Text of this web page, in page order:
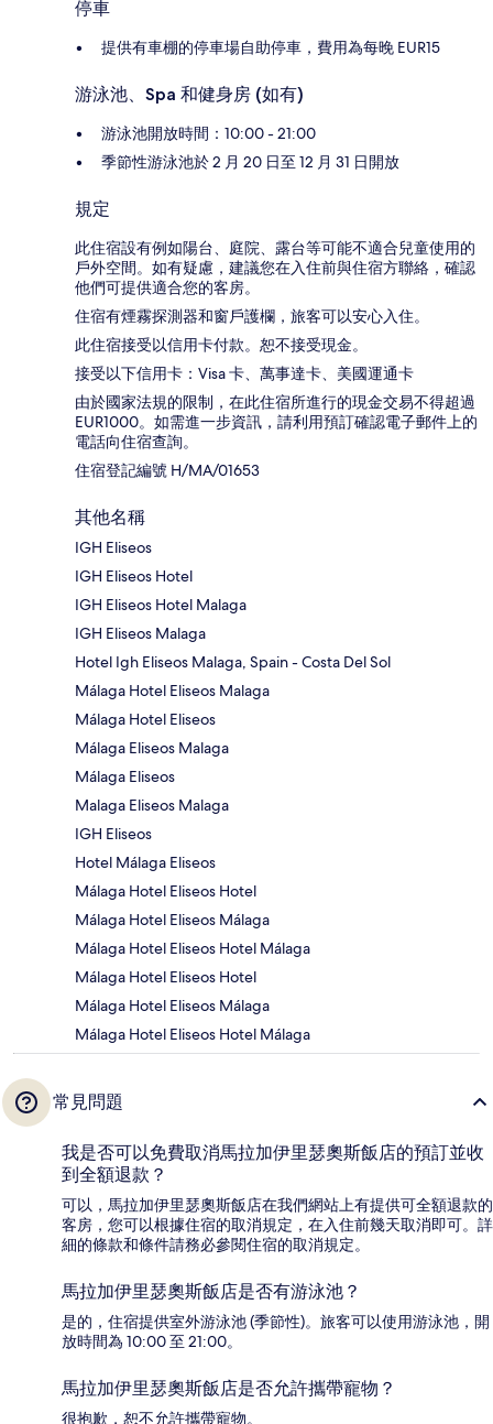
停車
提供有車棚的停車場自助停車，費用為每晚 EUR15
游泳池、Spa 和健身房 (如有)
游泳池開放時間：10:00 - 21:00
季節性游泳池於 2 月 20 日至 12 月 31 日開放
規定
此住宿設有例如陽台、庭院、露台等可能不適合兒童使用的
戶外空間。如有疑慮，建議您在入住前與住宿方聯絡，確認
他們可提供適合您的客房。
住宿有煙霧探測器和窗戶護欄，旅客可以安心入住。
此住宿接受以信用卡付款。恕不接受現金。
接受以下信用卡：Visa 卡、萬事達卡、美國運通卡
由於國家法規的限制，在此住宿所進行的現金交易不得超過
EUR1000。如需進一步資訊，請利用預訂確認電子郵件上的
電話向住宿查詢。
住宿登記編號 H/MA/01653
其他名稱
IGH Eliseos
IGH Eliseos Hotel
IGH Eliseos Hotel Malaga
IGH Eliseos Malaga
Hotel Igh Eliseos Malaga, Spain - Costa Del Sol
Málaga Hotel Eliseos Malaga
Málaga Hotel Eliseos
Málaga Eliseos Malaga
Málaga Eliseos
Malaga Eliseos Malaga
IGH Eliseos
Hotel Málaga Eliseos
Málaga Hotel Eliseos Hotel
Málaga Hotel Eliseos Málaga
Málaga Hotel Eliseos Hotel Málaga
Málaga Hotel Eliseos Hotel
Málaga Hotel Eliseos Málaga
Málaga Hotel Eliseos Hotel Málaga
常見問題
我是否可以免費取消馬拉加伊里瑟奧斯飯店的預訂並收
到全額退款？
可以，馬拉加伊里瑟奧斯飯店在我們網站上有提供可全額退款的
客房，您可以根據住宿的取消規定，在入住前幾天取消即可。詳
細的條款和條件請務必參閱住宿的取消規定。
馬拉加伊里瑟奧斯飯店是否有游泳池？
是的，住宿提供室外游泳池 (季節性)。旅客可以使用游泳池，開
放時間為 10:00 至 21:00。
馬拉加伊里瑟奧斯飯店是否允許攜帶寵物？
很抱歉，恕不允許攜帶寵物。